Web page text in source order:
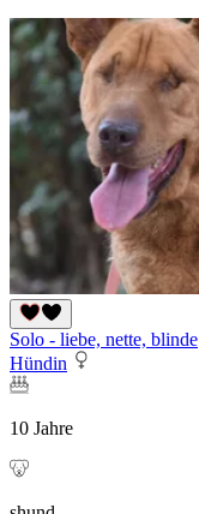
Solo - liebe, nette, blinde
Hündin
10 Jahre